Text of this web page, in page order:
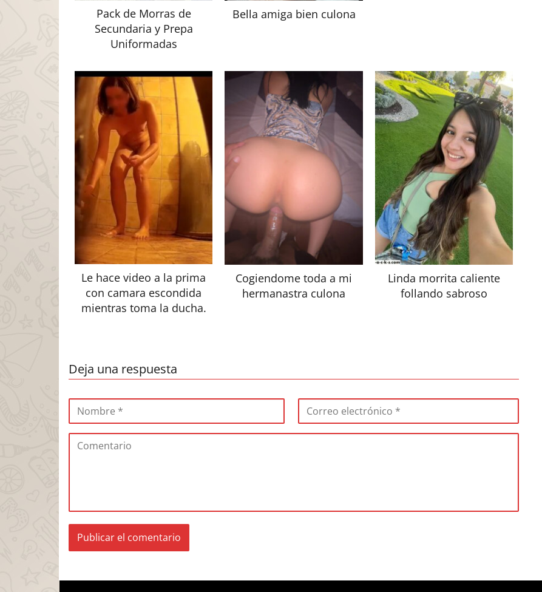
Pack de Morras de
Secundaria y Prepa
Uniformadas
Bella amiga bien culona
Le hace video a la prima
con camara escondida
mientras toma la ducha.
Cogiendome toda a mi
hermanastra culona
Linda morrita caliente
follando sabroso
Deja una respuesta